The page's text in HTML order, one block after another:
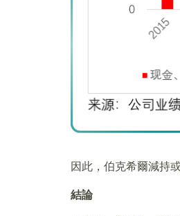
因此，伯克希爾減持
結論